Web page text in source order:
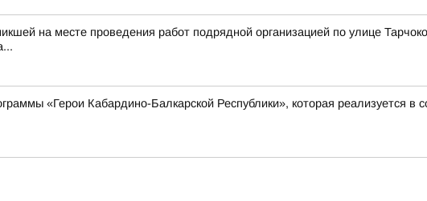
на месте проведения работ подрядной организацией по улице
«Герои Кабардино-Балкарской Республики», которая реализуется в